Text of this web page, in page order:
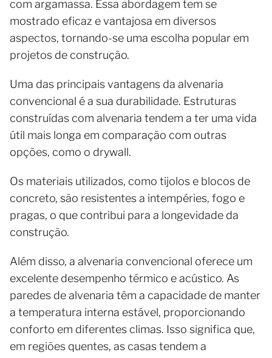
com argamassa. Essa abordagem tem se
mostrado eficaz e vantajosa em diversos
aspectos, tornando-se uma escolha popular em
projetos de construção.
Uma das principais vantagens da alvenaria
convencional é a sua durabilidade. Estruturas
construídas com alvenaria tendem a ter uma vida
útil mais longa em comparação com outras
opções, como o drywall.
Os materiais utilizados, como tijolos e blocos de
concreto, são resistentes a intempéries, fogo e
pragas, o que contribui para a longevidade da
construção.
Além disso, a alvenaria convencional oferece um
excelente desempenho térmico e acústico. As
paredes de alvenaria têm a capacidade de manter
a temperatura interna estável, proporcionando
conforto em diferentes climas. Isso significa que,
em regiões quentes, as casas tendem a